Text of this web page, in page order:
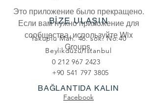
Это приложение было прекращено.
Если вам нужно приложение для
сообщества, используйте Wix
Groups.
BİZE ULAŞIN
Yakuplu Mah. 46. sok. No:40
Beylikdüzü/Istanbul
0 212 967 2423
+90 541 797 3805
BAĞLANTIDA KALIN
Facebook